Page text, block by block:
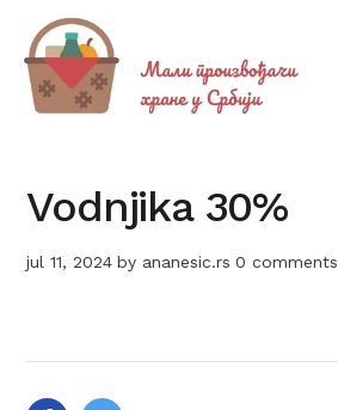
Vodnjika 30%
jul 11, 2024 by ananesic.rs 0 comments